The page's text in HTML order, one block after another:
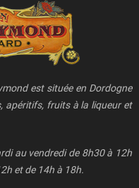
est située en Dordogne
apéritifs, fruits à la liqueur et
au vendredi de 8h30 à 12h
et de 14h à 18h.